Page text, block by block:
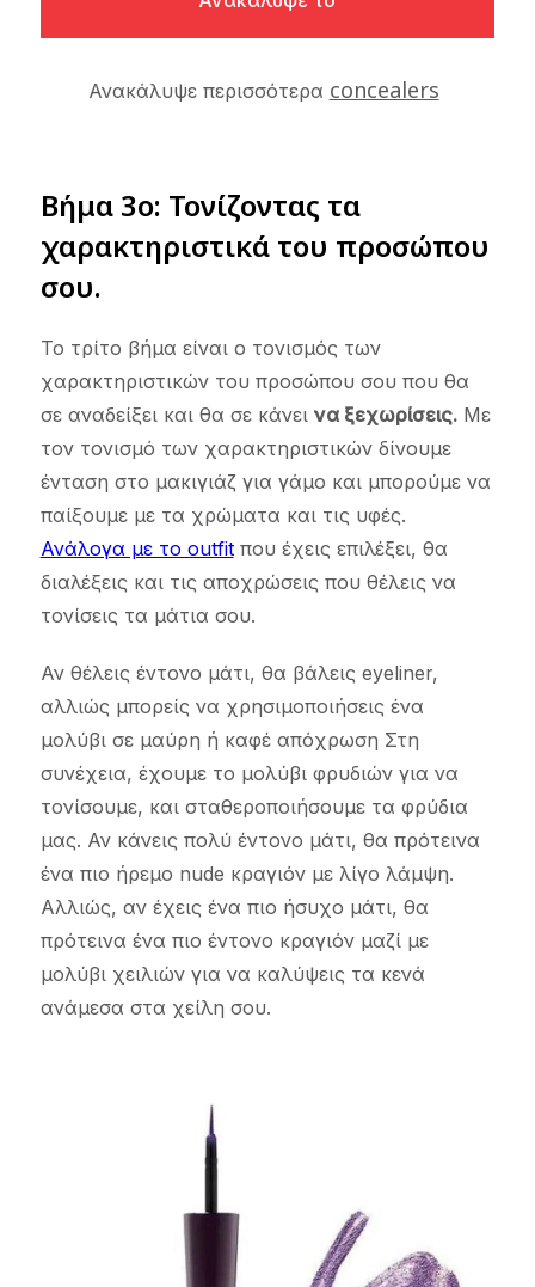
Ανακάλυψε περισσότερα concealers
Βήμα 3ο: Τονίζοντας τα
χαρακτηριστικά του προσώπου
σου.
Το τρίτο βήμα είναι ο τονισμός των
χαρακτηριστικών του προσώπου σου που θα
σε αναδείξει και θα σε κάνει να ξεχωρίσεις.Με
τον τονισμό των χαρακτηριστικών δίνουμε
ένταση στο μακιγιάζ για γάμο και μπορούμε να
παίξουμε με τα χρώματα και τις υφές.
Ανάλογα με το outfitπου έχεις επιλέξει, θα
διαλέξεις και τις αποχρώσεις που θέλεις να
τονίσεις τα μάτια σου.
Αν θέλεις έντονο μάτι, θα βάλεις eyeliner,
αλλιώς μπορείς να χρησιμοποιήσεις ένα
μολύβι σε μαύρη ή καφέ απόχρωση Στη
συνέχεια, έχουμε το μολύβι φρυδιών για να
τονίσουμε, και σταθεροποιήσουμε τα φρύδια
μας. Αν κάνεις πολύ έντονο μάτι, θα πρότεινα
ένα πιο ήρεμο nude κραγιόν με λίγο λάμψη.
Αλλιώς, αν έχεις ένα πιο ήσυχο μάτι, θα
πρότεινα ένα πιο έντονο κραγιόν μαζί με
μολύβι χειλιών για να καλύψεις τα κενά
ανάμεσα στα χείλη σου.